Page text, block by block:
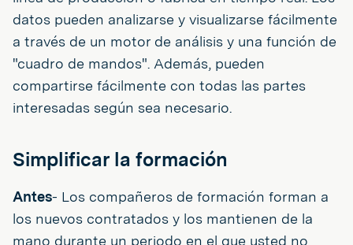
datos pueden analizarse y visualizarse fácilmente
a través de un motor de análisis y una función de
"cuadro de mandos". Además, pueden
compartirse fácilmente con todas las partes
interesadas según sea necesario.
Simplificar la formación
Antes- Los compañeros de formación forman a
los nuevos contratados y los mantienen de la
mano durante un periodo en el que usted no